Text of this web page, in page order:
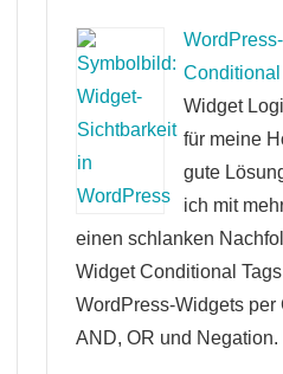
Conditional
Widget
für meine
gute
ich mit
einen schlanken
Widget Conditional
WordPress-Widgets per
AND, OR und